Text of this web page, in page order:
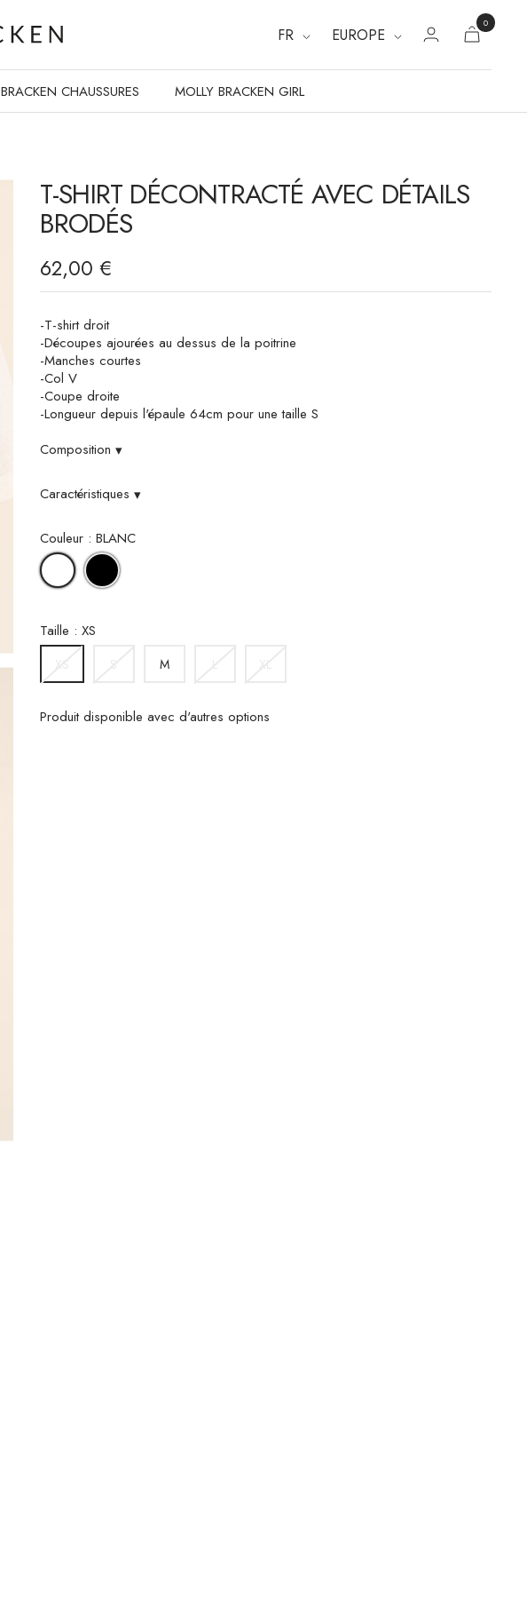
FR EUROPE
0
BRACKEN CHAUSSURES MOLLY BRACKEN GIRL
T-SHIRT DÉCONTRACTÉ AVEC DÉTAILS
BRODÉS
62,00 €
-T-shirt droit
-Découpes ajourées au dessus de la poitrine
-Manches courtes
-Col V
-Coupe droite
-Longueur depuis l'épaule 64cm pour une taille S
Composition ▾
Caractéristiques ▾
Couleur : BLANC
BLANC NOIR
Taille : XS
M
Produit disponible avec d'autres options